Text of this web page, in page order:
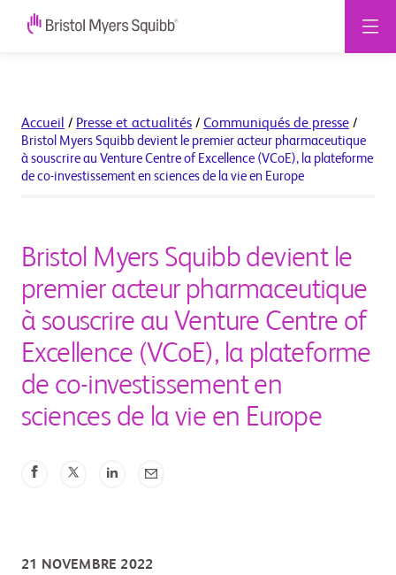
Accueil / Presse et actualités / Communiqués de presse /
Bristol Myers Squibb devient le premier acteur pharmaceutique
à souscrire au Venture Centre of Excellence (VCoE), la plateforme
de co-investissement en sciences de la vie en Europe
Bristol Myers Squibb devient le
premier acteur pharmaceutique
à souscrire au Venture Centre of
Excellence (VCoE), la plateforme
de co-investissement en
sciences de la vie en Europe
21 NOVEMBRE 2022